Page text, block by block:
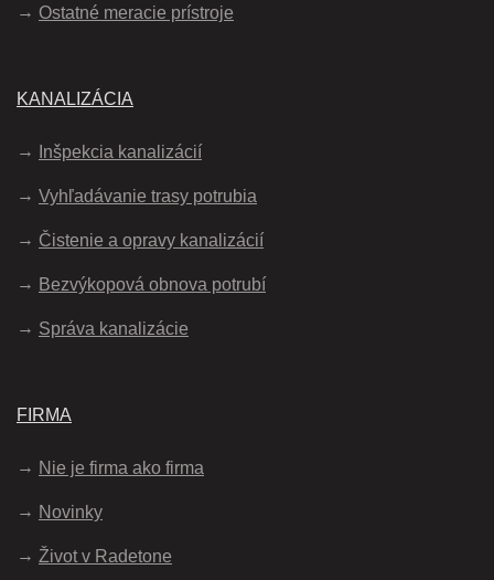
Ostatné meracie prístroje
KANALIZÁCIA
Inšpekcia kanalizácií
Vyhľadávanie trasy potrubia
Čistenie a opravy kanalizácií
Bezvýkopová obnova potrubí
Správa kanalizácie
FIRMA
Nie je firma ako firma
Novinky
Život v Radetone